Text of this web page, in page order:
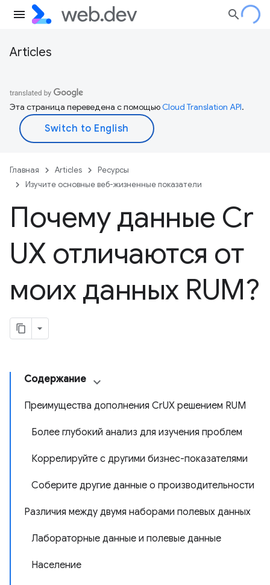
Articles
Эта страница переведена с помощьюCloud Translation API.
Главная Articles
Ресурсы
Изучите основные веб-жизненные показатели
Почему данные Cr
UX отличаются от
моих данных RUM?
Содержание
Преимущества дополнения CrUX решением RUM
Более глубокий анализ для изучения проблем
Коррелируйте с другими бизнес-показателями
Соберите другие данные о производительности
Различия между двумя наборами полевых данных
Лабораторные данные и полевые данные
Население